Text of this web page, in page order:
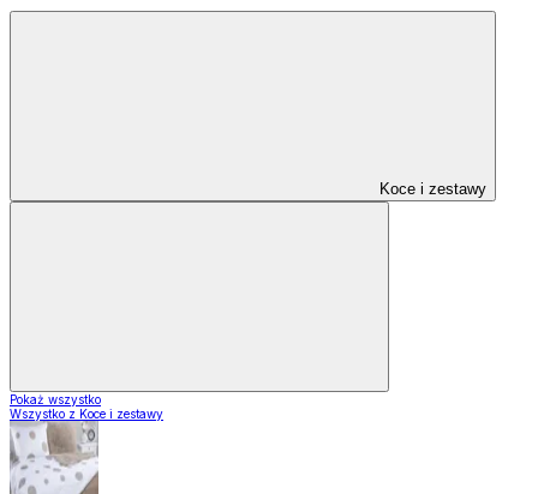
Koce i zestawy
Pokaż wszystko
Wszystko z Koce i zestawy